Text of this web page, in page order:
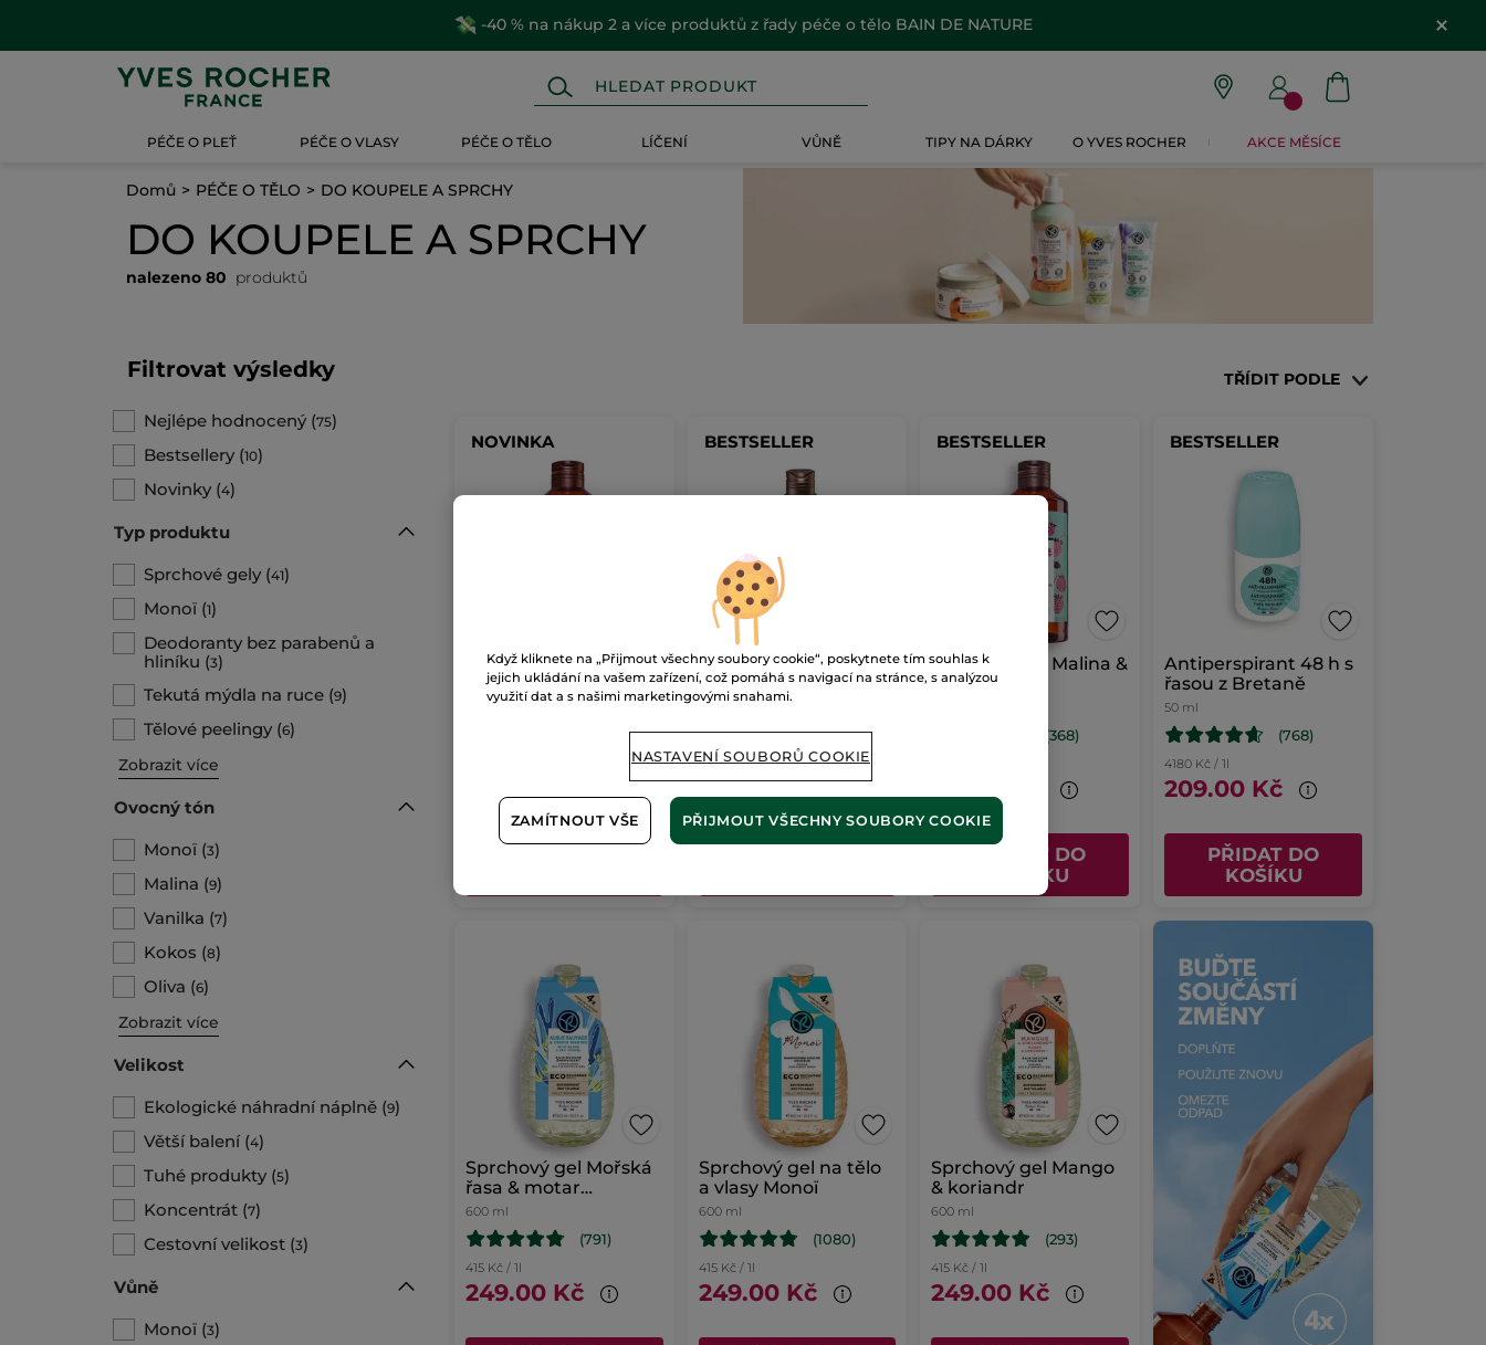
-40 % na nákup 2 a více produktů z řady péče o tělo BAIN DE NATURE
PÉČE O PLEŤ PÉČE O VLASY PÉČE O TĚLO LÍČENÍ VŮNĚ TIPY NA DÁRKY O YVES ROCHER AKCE MĚSÍCE
Domů PÉČE O TĚLO DO KOUPELE A SPRCHY
DO KOUPELE A SPRCHY
nalezeno 80 produktů
Filtrovat výsledky
Nejlépe hodnocený (75)
Bestsellery (10)
Novinky (4)
Typ produktu
Sprchové gely (41)
Monoï (1)
Deodoranty bez parabenů a
hliníku (3)
Tekutá mýdla na ruce (9)
Tělové peelingy (6)
Zobrazit více
Ovocný tón
Monoï (3)
Malina (9)
Vanilka (7)
Kokos (8)
Oliva (6)
Zobrazit více
Velikost
Ekologické náhradní náplně (9)
Větší balení(4)
Tuhé produkty (5)
Koncentrát (7)
Cestovní velikost (3)
Vůně
Monoï (3)
TŘÍDIT PODLE
NOVINKA
Sprchový gel Liči 400
ml
Flakon
BESTSELLER
Sprchový gel na tělo
a vlasy Monoï
400 ml
(5985)
498 Kč / 1l
199.00 Kč
BESTSELLER
Sprchový gel Malina &
máta
(368)
PŘIDAT DO
KOŠÍKU
BESTSELLER
Antiperspirant 48 h s
řasou z Bretaně
50 ml
(768)
4180 Kč / 1l
209.00 Kč
PŘIDAT DO
KOŠÍKU
Sprchový gel Mořská
řasa & motar
přímořský
600 ml
(791)
415 Kč / 1l
249.00 Kč
Sprchový gel na tělo
a vlasy Monoï
600 ml
(1080)
415 Kč / 1l
249.00 Kč
Sprchový gel Mango
& koriandr
600 ml
(293)
415 Kč / 1l
249.00 Kč
Když kliknete na „Přijmout všechny soubory cookie“, poskytnete tím souhlas k
jejich ukládání na vašem zařízení, což pomáhá s navigací na stránce, s analýzou
využití dat a s našimi marketingovými snahami.
NASTAVENÍ SOUBORŮ COOKIE
ZAMÍTNOUT VŠE PŘIJMOUT VŠECHNY SOUBORY COOKIE